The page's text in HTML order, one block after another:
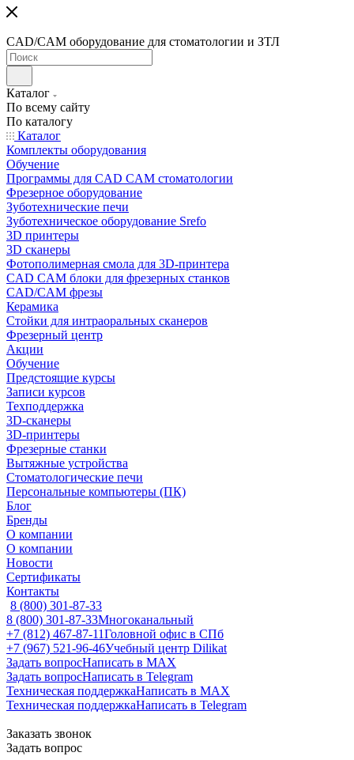
CAD/CAM оборудование для стоматологии и ЗТЛ
Каталог
По всему сайту
По каталогу
Каталог
Комплекты оборудования
Обучение
Программы для CAD CAM стоматологии
Фрезерное оборудование
Зуботехнические печи
Зуботехническое оборудование Srefo
3D принтеры
3D сканеры
Фотополимерная смола для 3D-принтера
CAD CAM блоки для фрезерных станков
CAD/CAM фрезы
Керамика
Стойки для интраоральных сканеров
Фрезерный центр
Акции
Обучение
Предстоящие курсы
Записи курсов
Техподдержка
3D-сканеры
3D-принтеры
Фрезерные станки
Вытяжные устройства
Стоматологические печи
Персональные компьютеры (ПК)
Блог
Бренды
О компании
О компании
Новости
Сертификаты
Контакты
8 (800) 301-87-33
8 (800) 301-87-33Многоканальный
+7 (812) 467-87-11Головной офис в СПб
+7 (967) 521-96-46Учебный центр Dilikat
Задать вопросНаписать в MAX
Задать вопросНаписать в Telegram
Техническая поддержкаНаписать в MAX
Техническая поддержкаНаписать в Telegram
Заказать звонок
Задать вопрос